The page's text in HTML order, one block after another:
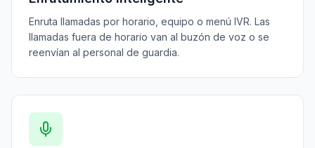
Enruta llamadas por horario, equipo o menú IVR. Las
llamadas fuera de horario van al buzón de voz o se
reenvían al personal de guardia.